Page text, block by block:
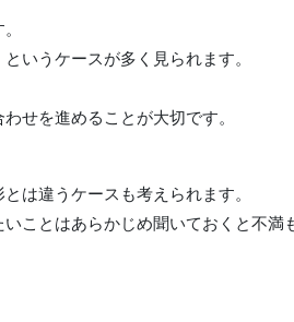
いうケースが多く見られます。
せを進めることが大切です。
は違うケースも考えられます。
ことはあらかじめ聞いておくと不満